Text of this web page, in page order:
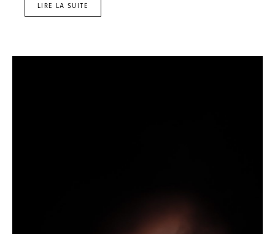
LIRE LA SUITE